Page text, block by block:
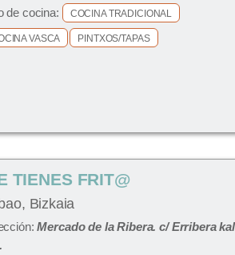
de cocina: COCINA TRADICIONAL
VASCA PINTXOS/TAPAS
TIENES FRIT@
Bizkaia
Mercado de la Ribera. c/ Erribera